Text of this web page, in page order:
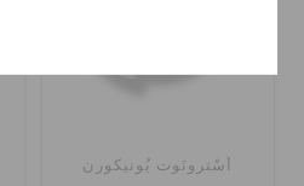
أسْترونَوت يُونيكورن